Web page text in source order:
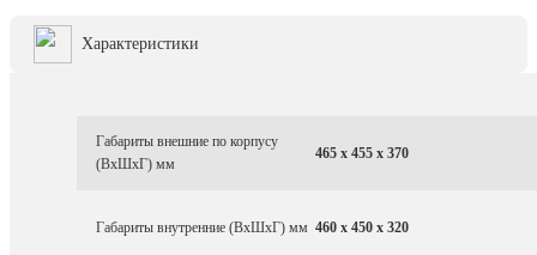
Характеристики
Габариты внешние по корпусу
(ВхШхГ) мм
465 x 455 x 370
Габариты внутренние (ВхШхГ) мм 460 x 450 x 320